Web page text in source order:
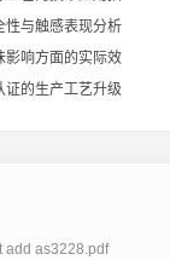
性与触感表现分析
影响方面的实际效
证的生产工艺升级
add as3228.pdf